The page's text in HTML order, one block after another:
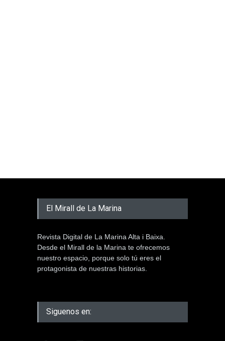
El Mirall de La Marina
Revista Digital de La Marina Alta i Baixa.
Desde el Mirall de la Marina te ofrecemos
nuestro espacio, porque solo tú eres el
protagonista de nuestras historias.
Siguenos en: